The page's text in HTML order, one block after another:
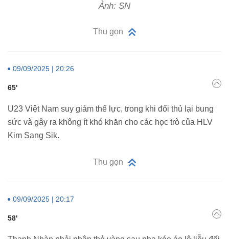
Ảnh: SN
Thu gọn
09/09/2025 | 20:26
65'
U23 Việt Nam suy giảm thể lực, trong khi đối thủ lại bung
sức và gây ra không ít khó khăn cho các học trò của HLV
Kim Sang Sik.
Thu gọn
09/09/2025 | 20:17
58'